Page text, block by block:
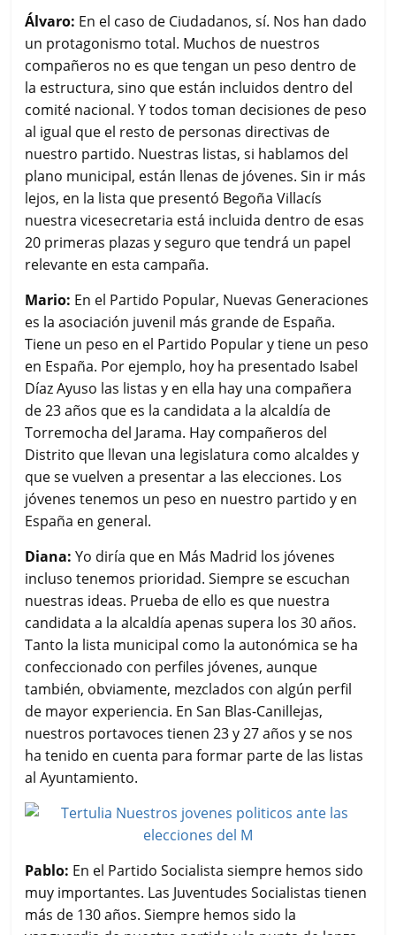
Álvaro: En el caso de Ciudadanos, sí. Nos han dado
un protagonismo total. Muchos de nuestros
compañeros no es que tengan un peso dentro de
la estructura, sino que están incluidos dentro del
comité nacional. Y todos toman decisiones de peso
al igual que el resto de personas directivas de
nuestro partido. Nuestras listas, si hablamos del
plano municipal, están llenas de jóvenes. Sin ir más
lejos, en la lista que presentó Begoña Villacís
nuestra vicesecretaria está incluida dentro de esas
20 primeras plazas y seguro que tendrá un papel
relevante en esta campaña.
Mario: En el Partido Popular, Nuevas Generaciones
es la asociación juvenil más grande de España.
Tiene un peso en el Partido Popular y tiene un peso
en España. Por ejemplo, hoy ha presentado Isabel
Díaz Ayuso las listas y en ella hay una compañera
de 23 años que es la candidata a la alcaldía de
Torremocha del Jarama. Hay compañeros del
Distrito que llevan una legislatura como alcaldes y
que se vuelven a presentar a las elecciones. Los
jóvenes tenemos un peso en nuestro partido y en
España en general.
Diana: Yo diría que en Más Madrid los jóvenes
incluso tenemos prioridad. Siempre se escuchan
nuestras ideas. Prueba de ello es que nuestra
candidata a la alcaldía apenas supera los 30 años.
Tanto la lista municipal como la autonómica se ha
confeccionado con perfiles jóvenes, aunque
también, obviamente, mezclados con algún perfil
de mayor experiencia. En San Blas-Canillejas,
nuestros portavoces tienen 23 y 27 años y se nos
ha tenido en cuenta para formar parte de las listas
al Ayuntamiento.
Pablo: En el Partido Socialista siempre hemos sido
muy importantes. Las Juventudes Socialistas tienen
más de 130 años. Siempre hemos sido la